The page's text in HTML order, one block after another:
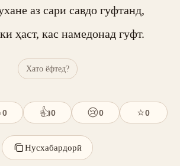
аз сари савдо гуфтанд,
ҳаст, кас намедонад гуфт.
Хато ёфтед?
0 👍0 😢0 ⭐0
Нусхабардорӣ